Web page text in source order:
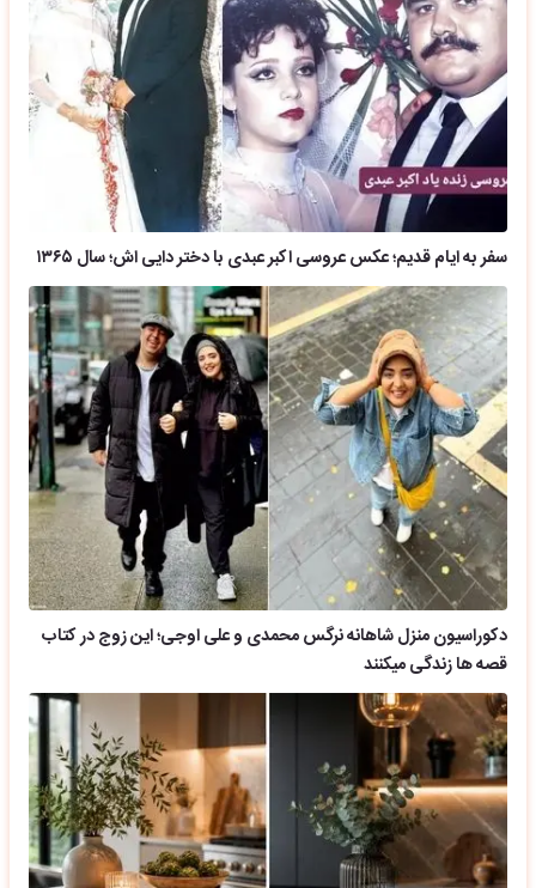
سفر به ایام قدیم؛ عکس عروسی اکبر عبدی با دختر دایی اش؛ سال ۱۳۶۵
دکوراسیون منزل شاهانه نرگس محمدی و علی اوجی؛ این زوج در کتاب
قصه ها زندگی میکنند